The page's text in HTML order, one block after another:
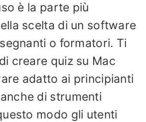
è la parte più
scelta di un software
o formatori. Ti
creare quiz su Mac
adatto ai principianti
di strumenti
modo gli utenti